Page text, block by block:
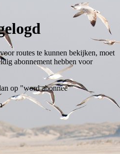
routes te kunnen bekijken, moet
abonnement hebben voor
op "word abonnee"